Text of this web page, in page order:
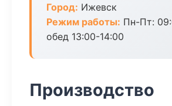
Город: Ижевск
Режим работы: Пн-Пт:
обед 13:00-14:00
Производство